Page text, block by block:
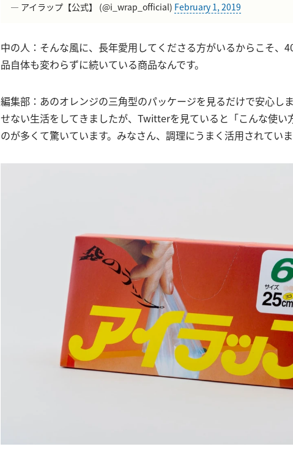
— アイラップ【公式】 (@i_wrap_official) February 1, 2019
中の人：そんな風に、長年愛用してくださる方がいるからこそ、
品自体も変わらずに続いている商品なんです。
編集部：あのオレンジの三角型のパッケージを見るだけで安心し
せない生活をしてきましたが、Twitterを見ていると「こんな使い
のが多くて驚いています。みなさん、調理にうまく活用されていま